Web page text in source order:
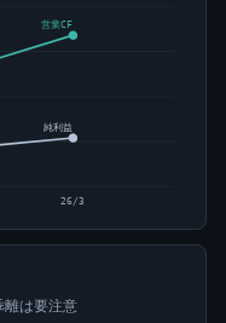
営業CF
純利益
26/3
離は要注意